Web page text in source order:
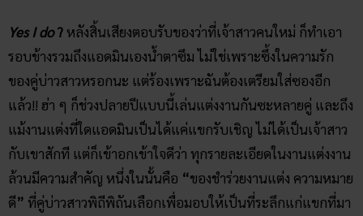
Yes I do? หลังสิ้นเสียงตอบรับของว่าที่เจ้าสาวคนใหม่ ก็ทำเอา
รอบข้างรวมถึงแอดมินเองน้ำตาซึม ไม่ใช่เพราะซึ้งในความรัก
ของคู่บ่าวสาวหรอกนะ แต่ร้องเพราะฉันต้องเตรียมใส่ซองอีก
แล้ว!! ฮ่า ๆ ก็ช่วงปลายปีแบบนี้เล่นแต่งงานกันซะหลายคู่ และถึง
แม้งานแต่งที่ใดแอดมินเป็นได้แค่แขกรับเชิญ ไม่ได้เป็นเจ้าสาว
กับเขาสักที แต่ก็เข้าอกเข้าใจดีว่า ทุกรายละเอียดในงานแต่งงาน
ล้วนมีความสำคัญ หนึ่งในนั้นคือ “ของชำร่วยงานแต่ง ความหมาย
ดี” ที่คู่บ่าวสาวพิถีพิถันเลือกเพื่อมอบให้เป็นที่ระลึกแก่แขกที่มา